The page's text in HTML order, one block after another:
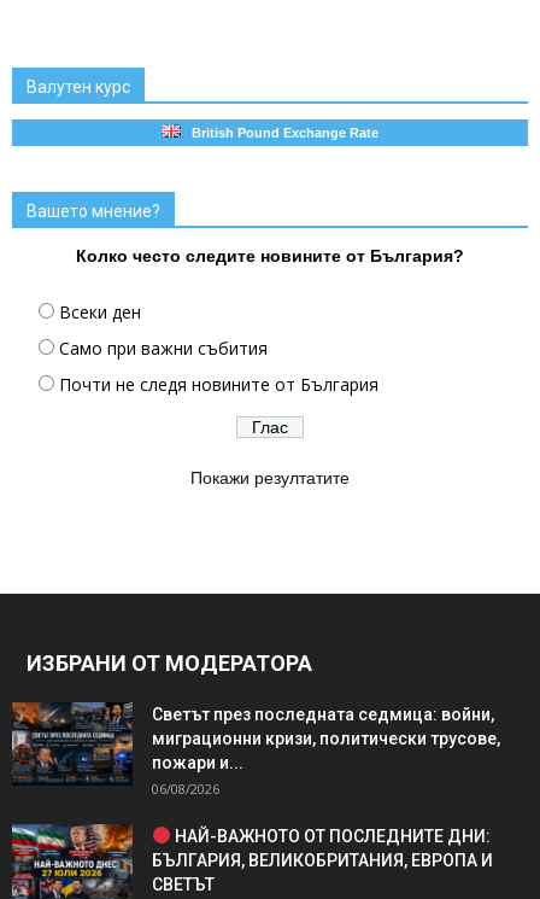
Валутен курс
British Pound Exchange Rate
Вашето мнение?
Колко често следите новините от България?
Всеки ден
Само при важни събития
Почти не следя новините от България
Покажи резултатите
ИЗБРАНИ ОТ МОДЕРАТОРА
Светът през последната седмица: войни,
миграционни кризи, политически трусове,
пожари и...
06/08/2026
НАЙ-ВАЖНОТО ОТ ПОСЛЕДНИТЕ ДНИ:
БЪЛГАРИЯ, ВЕЛИКОБРИТАНИЯ, ЕВРОПА И
СВЕТЪТ